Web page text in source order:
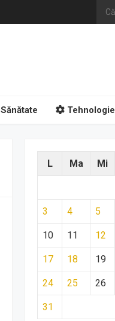
Sănătate Tehnologie
L Ma Mi
3 4 5
10 11 12
17 18 19
24 25 26
31